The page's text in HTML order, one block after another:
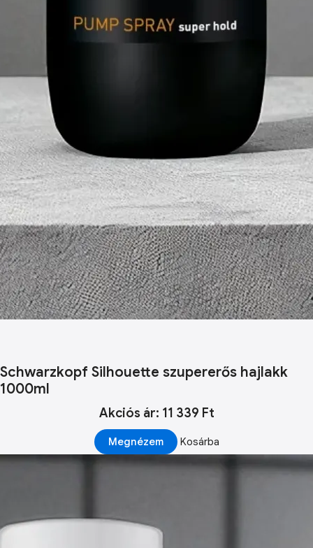
Schwarzkopf Silhouette szupererős hajlakk
1000ml
Akciós ár: 11 339 Ft
Megnézem Kosárba